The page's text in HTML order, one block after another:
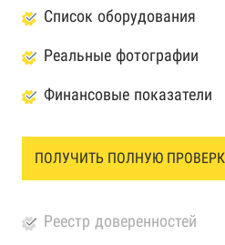
Список оборудования
Реальные фотографии
Финансовые показатели
ПОЛУЧИТЬ ПОЛНУЮ
Реестр доверенностей